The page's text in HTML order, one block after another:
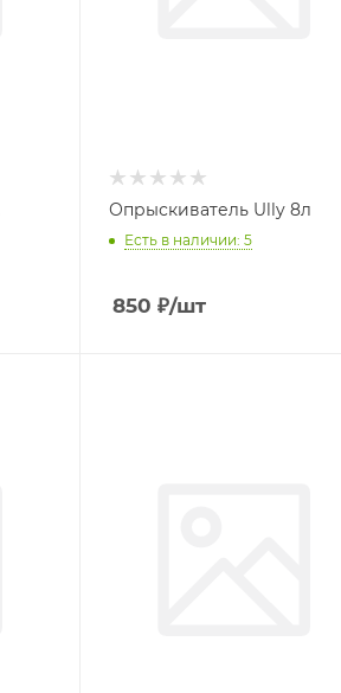
Опрыскиватель Ully 8л
Есть в наличии: 5
850 ₽/шт